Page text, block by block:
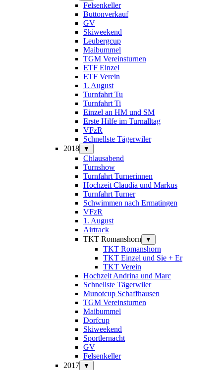
Felsenkeller
Buttonverkauf
GV
Skiweekend
Leubergcup
Maibummel
TGM Vereinsturnen
ETF Einzel
ETF Verein
1. August
Turnfahrt Tu
Turnfahrt Ti
Einzel an HM und SM
Erste Hilfe im Turnalltag
VFzR
Schnellste Tägerwiler
2018
▼
Chlausabend
Turnshow
Turnfahrt Turnerinnen
Hochzeit Claudia und Markus
Turnfahrt Turner
Schwimmen nach Ermatingen
VFzR
1. August
Airtrack
TKT Romanshorn
▼
TKT Romanshorn
TKT Einzel und Sie + Er
TKT Verein
Hochzeit Andrina und Marc
Schnellste Tägerwiler
Munotcup Schaffhausen
TGM Vereinsturnen
Maibummel
Dorfcup
Skiweekend
Sportlernacht
GV
Felsenkeller
2017
▼